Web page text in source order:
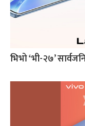
भिभो ‘भी-२७’